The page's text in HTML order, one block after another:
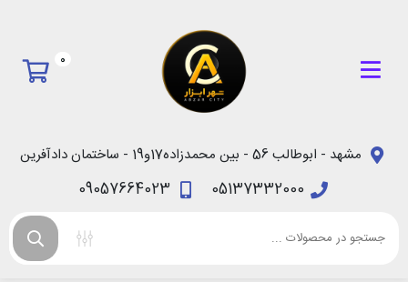
0
مشهد - ابوطالب 56 - بین محمدزاده17و19 - ساختمان دادآفرین
05137332000
09057664023